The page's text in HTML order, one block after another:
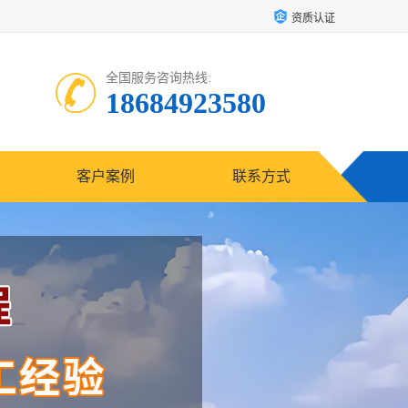
资质认证
全国服务咨询热线:
18684923580
客户案例 联系方式